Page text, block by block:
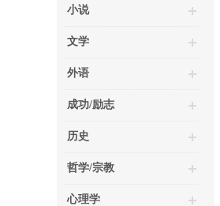
小说
文学
外语
成功/励志
历史
哲学/宗教
心理学